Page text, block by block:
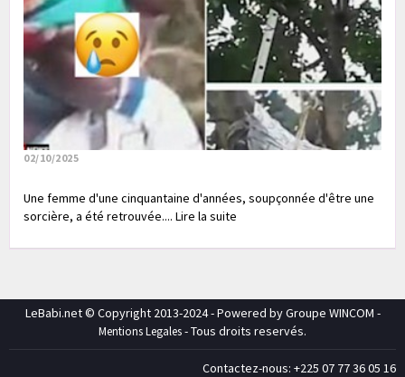
02/10/2025
Une femme d'une cinquantaine d'années, soupçonnée d'être une
sorcière, a été retrouvée.... Lire la suite
LeBabi.net © Copyright 2013-2024 - Powered by Groupe WINCOM -
Mentions Legales- Tous droits reservés.
Contactez-nous: +225 07 77 36 05 16